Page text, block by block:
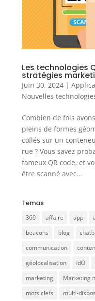
Les technologies
stratégies
Juin 30, 2024|
Nouvelles
Combien de fois
pleins de formes
collés sur un
rue ? Vous savez
fameux QR code, et
être scanné avec...
Temas
360 affaire app
beacons
blog
communication
géolocalisation
IdO
marketing
Marketing
mots clefs
multi-